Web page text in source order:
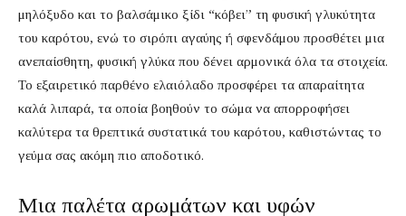
μηλόξυδο και το βαλσάμικο ξίδι “κόβει” τη φυσική γλυκύτητα
του καρότου, ενώ το σιρόπι αγαύης ή σφενδάμου προσθέτει μια
ανεπαίσθητη, φυσική γλύκα που δένει αρμονικά όλα τα στοιχεία.
Το εξαιρετικό παρθένο ελαιόλαδο προσφέρει τα απαραίτητα
καλά λιπαρά, τα οποία βοηθούν το σώμα να απορροφήσει
καλύτερα τα θρεπτικά συστατικά του καρότου, καθιστώντας το
γεύμα σας ακόμη πιο αποδοτικό.
Μια παλέτα αρωμάτων και υφών